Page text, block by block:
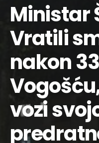
Ministar
Vratili
nakon
vozi